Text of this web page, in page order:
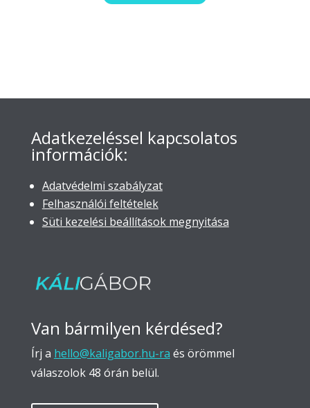
Adatkezeléssel kapcsolatos
információk:
Adatvédelmi szabályzat
Felhasználói feltételek
Süti kezelési beállítások megnyitása
Van bármilyen kérdésed?
Írj a hello@kaligabor.hu-ra és örömmel
válaszolok 48 órán belül.